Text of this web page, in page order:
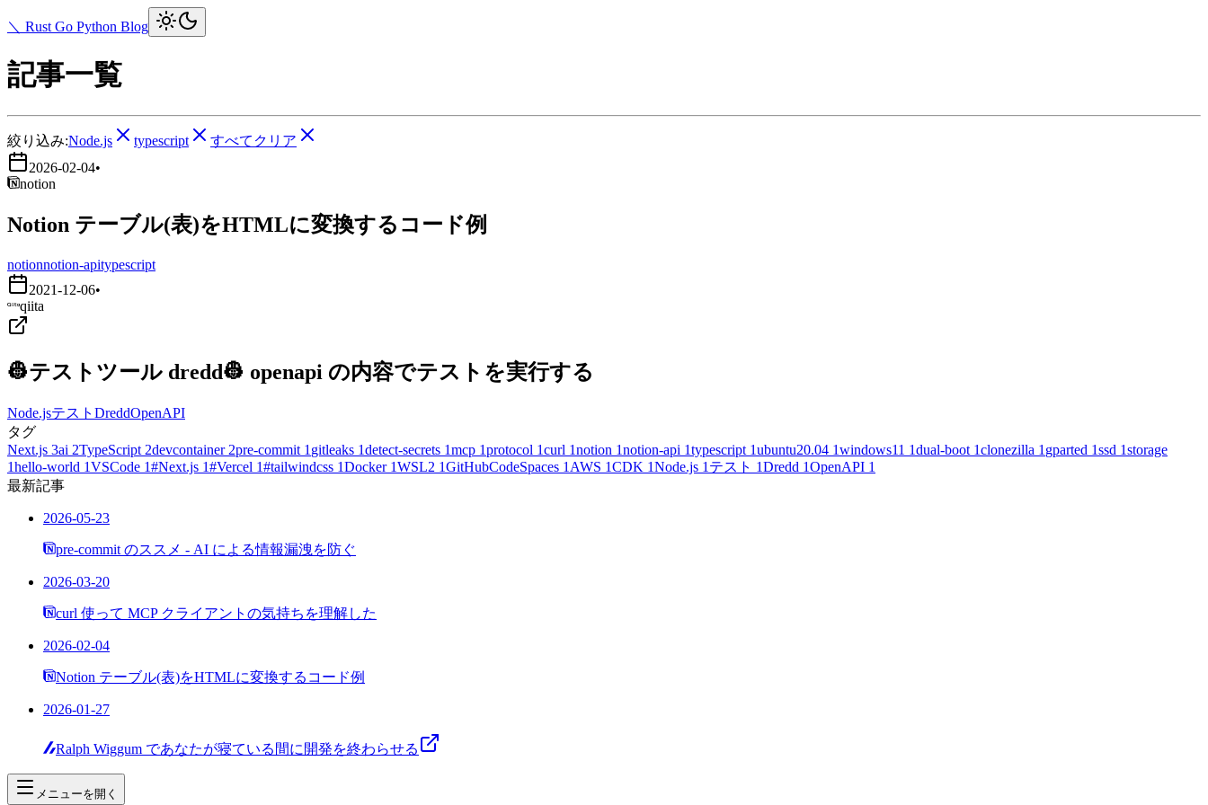
＼ Rust Go Python Blog
記事一覧
絞り込み:Node.js typescript
すべてクリア
2026-02-04•
notion
Notion テーブル(表)をHTMLに変換するコード例
notionnotion-apitypescript
2021-12-06•
qiita
👷テストツール dredd👷 openapi の内容でテストを実行する
Node.jsテスト DreddOpenAPI
タグ
Next.js 3ai 2TypeScript 2devcontainer 2pre-commit 1 gitleaks 1detect-secrets 1mcp 1protocol 1curl 1notion 1notion-api 1typescript 1ubuntu20.04 1windows11 1dual-boot 1clonezilla 1 gparted 1ssd 1storage
1hello-world 1VSCode 1#Next.js 1#Vercel 1#tailwindcss 1Docker 1WSL2 1GitHubCodeSpaces 1 AWS 1CDK 1Node.js 1 テスト 1Dredd 1OpenAPI 1
最新記事
2026-05-23
pre-commit のススメ - AI による情報漏洩を防ぐ
2026-03-20
curl 使って MCP クライアントの気持ちを理解した
2026-02-04
Notion テーブル(表)をHTMLに変換するコード例
2026-01-27
Ralph Wiggum であなたが寝ている間に開発を終わらせる
メニューを開く